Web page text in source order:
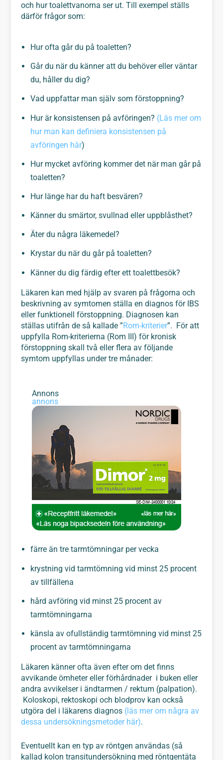
och hur toalettvanorna ser ut. Till exempel ställs
därför frågor som:
Hur ofta går du på toaletten?
Går du när du känner att du behöver eller väntar
du, håller du dig?
Vad uppfattar man själv som förstoppning?
Hur är konsistensen på avföringen? (Läs mer om
hur man kan definiera konsistensen på
avföringen här)
Hur mycket avföring kommer det när man går på
toaletten?
Hur länge har du haft besvären?
Känner du smärtor, svullnad eller uppblåsthet?
Äter du några läkemedel?
Krystar du när du går på toaletten?
Känner du dig färdig efter ett toalettbesök?
Läkaren kan med hjälp av svaren på frågorna och
beskrivning av symtomen ställa en diagnos för IBS
eller funktionell förstoppning. Diagnosen kan
ställas utifrån de så kallade ”Rom-kriterier”. För att
uppfylla Rom-kriterierna (Rom III) för kronisk
förstoppning skall två eller flera av följande
symtom uppfyllas under tre månader:
Annons
annons
färre än tre tarmtömningar per vecka
krystning vid tarmtömning vid minst 25 procent
av tillfällena
hård avföring vid minst 25 procent av
tarmtömningarna
känsla av ofullständig tarmtömning vid minst 25
procent av tarmtömningarna
Läkaren känner ofta även efter om det finns
avvikande ömheter eller förhårdnader i buken eller
andra avvikelser i ändtarmen / rektum (palpation).
Koloskopi, rektoskopi och blodprov kan också
utgöra del i läkarens diagnos (läs mer om några av
dessa undersökningsmetoder här).
Eventuellt kan en typ av röntgen användas (så
kallad kolon transitundersökning med röntgentäta